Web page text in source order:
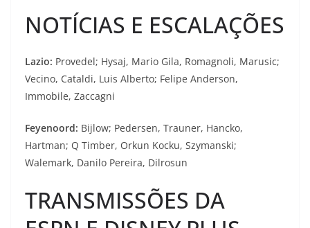
NOTÍCIAS E ESCALAÇÕES
Lazio: Provedel; Hysaj, Mario Gila, Romagnoli, Marusic;
Vecino, Cataldi, Luis Alberto; Felipe Anderson,
Immobile, Zaccagni
Feyenoord: Bijlow; Pedersen, Trauner, Hancko,
Hartman; Q Timber, Orkun Kocku, Szymanski;
Walemark, Danilo Pereira, Dilrosun
TRANSMISSÕES DA